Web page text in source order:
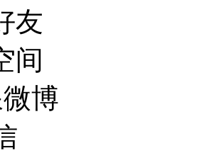
友
间
博